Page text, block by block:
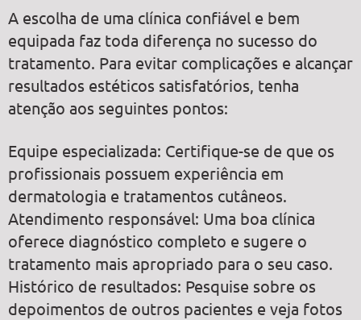
A escolha de uma clínica confiável e bem
equipada faz toda diferença no sucesso do
tratamento. Para evitar complicações e alcançar
resultados estéticos satisfatórios, tenha
atenção aos seguintes pontos:
Equipe especializada: Certifique-se de que os
profissionais possuem experiência em
dermatologia e tratamentos cutâneos.
Atendimento responsável: Uma boa clínica
oferece diagnóstico completo e sugere o
tratamento mais apropriado para o seu caso.
Histórico de resultados: Pesquise sobre os
depoimentos de outros pacientes e veja fotos